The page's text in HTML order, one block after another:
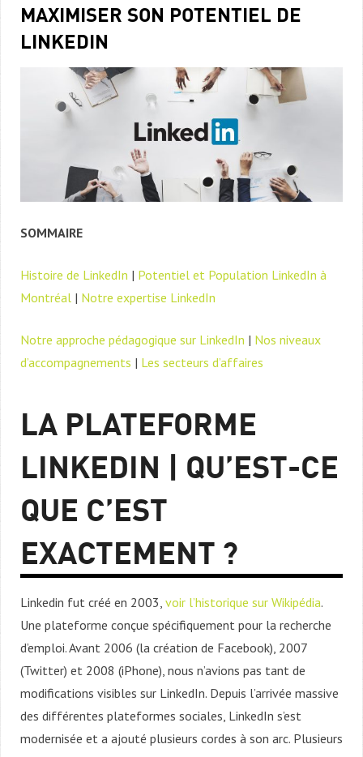
MAXIMISER SON POTENTIEL DE
LINKEDIN
SOMMAIRE
Histoire de LinkedIn | Potentiel et Population LinkedIn à
Montréal | Notre expertise LinkedIn
Notre approche pédagogique sur LinkedIn | Nos niveaux
d’accompagnements | Les secteurs d’affaires
LA PLATEFORME
LINKEDIN | QU’EST-CE
QUE C’EST
EXACTEMENT ?
Linkedin fut créé en 2003, voir l’historique sur Wikipédia.
Une plateforme conçue spécifiquement pour la recherche
d’emploi. Avant 2006 (la création de Facebook), 2007
(Twitter) et 2008 (iPhone), nous n’avions pas tant de
modifications visibles sur LinkedIn. Depuis l’arrivée massive
des différentes plateformes sociales, LinkedIn s’est
modernisée et a ajouté plusieurs cordes à son arc. Plusieurs